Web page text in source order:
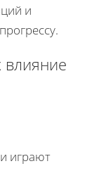
и
влияние
играют